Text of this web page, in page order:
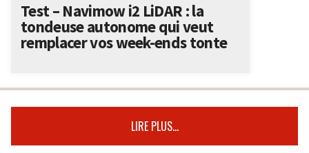
Test – Navimow i2 LiDAR : la
tondeuse autonome qui veut
remplacer vos week-ends tonte
LIRE PLUS...